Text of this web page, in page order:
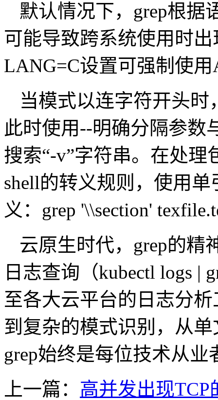
默认情况下，grep根据
可能导致跨系统使用时
LANG=C设置可强制使
当模式以连字符开头时
此时使用--明确分隔参数
搜索“-v”字符串。在处
shell的转义规则，使用
义：grep '\\section'
云原生时代，grep的精
日志查询（kubectl logs |
至各大云平台的日志分
到复杂的模式识别，从
grep始终是每位技术从
上一篇： 高并发出现TCP